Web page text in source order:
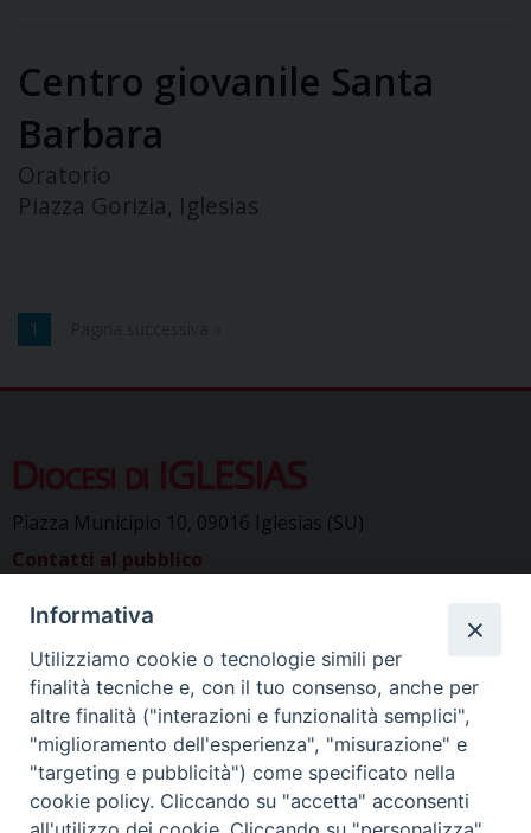
Centro giovanile Santa
Barbara
Oratorio
Piazza Gorizia, Iglesias
1
Diocesi di IGLESIAS
Piazza Municipio 10, 09016 Iglesias (SU)
Contatti al pubblico
segreteriavescovo.iglesias@gmail.com
Uffici di Curia:
curia_iglesias@libero.it Cancelleria (richiesta documenti):
canc.curia.iglesias@tiscali.it Comunicazione & media (ufficio
stampa):
ucs.iglesias@gmail.com
Informativa
Utilizziamo cookie o tecnologie simili per
finalità tecniche e, con il tuo consenso, anche per
altre finalità ("interazioni e funzionalità semplici",
"miglioramento dell'esperienza", "misurazione" e
"targeting e pubblicità") come specificato nella
cookie policy. Cliccando su "accetta" acconsenti